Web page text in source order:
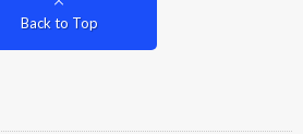
Back to Top